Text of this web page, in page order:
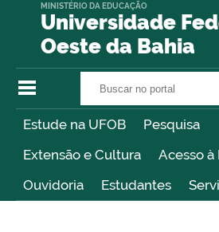
Universidade
Oeste da Bahia
MINISTÉRIO DA EDUCAÇÃO
Estude na UFOB
Pesquisa
Extensão e Cultura
Acesso
Ouvidoria
Estudantes